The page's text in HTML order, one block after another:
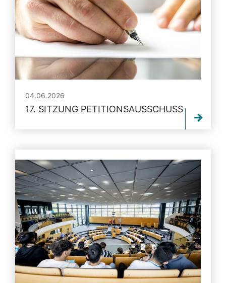
04.06.2026
17. SITZUNG PETITIONSAUSSCHUSS